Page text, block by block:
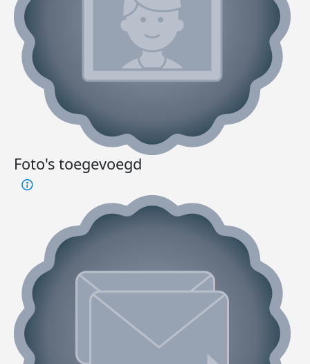
Foto's toegevoegd